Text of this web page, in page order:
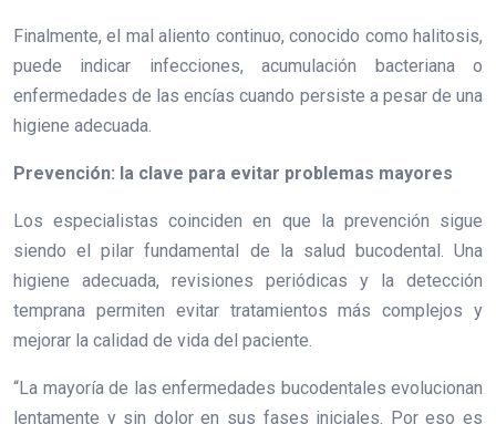
Finalmente, el mal aliento continuo, conocido como halitosis,
puede indicar infecciones, acumulación bacteriana o
enfermedades de las encías cuando persiste a pesar de una
higiene adecuada.
Prevención: la clave para evitar problemas mayores
Los especialistas coinciden en que la prevención sigue
siendo el pilar fundamental de la salud bucodental. Una
higiene adecuada, revisiones periódicas y la detección
temprana permiten evitar tratamientos más complejos y
mejorar la calidad de vida del paciente.
“La mayoría de las enfermedades bucodentales evolucionan
lentamente y sin dolor en sus fases iniciales. Por eso es